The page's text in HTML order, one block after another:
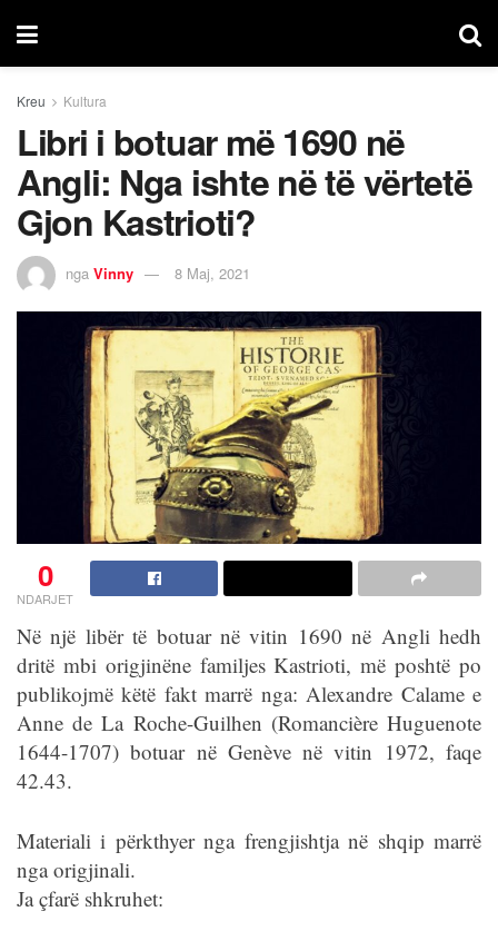
Kreu Kultura
Libri i botuar më 1690 në
Angli: Nga ishte në të vërtetë
Gjon Kastrioti?
nga Vinny 8 Maj, 2021
0
NDARJET
Në një libër të botuar në vitin 1690 në Angli hedh
dritë mbi origjinëne familjes Kastrioti, më poshtë po
publikojmë këtë fakt marrë nga: Alexandre Calame e
Anne de La Roche-Guilhen (Romancière Huguenote
1644-1707) botuar në Genève në vitin 1972, faqe
42.43.
Materiali i përkthyer nga frengjishtja në shqip marrë
nga origjinali.
Ja çfarë shkruhet: